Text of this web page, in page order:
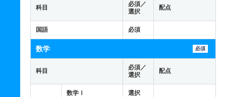
科目
必須／
選択
配点
国語 必須
数学 必須
科目
必須／
選択
配点
数学Ⅰ 選択